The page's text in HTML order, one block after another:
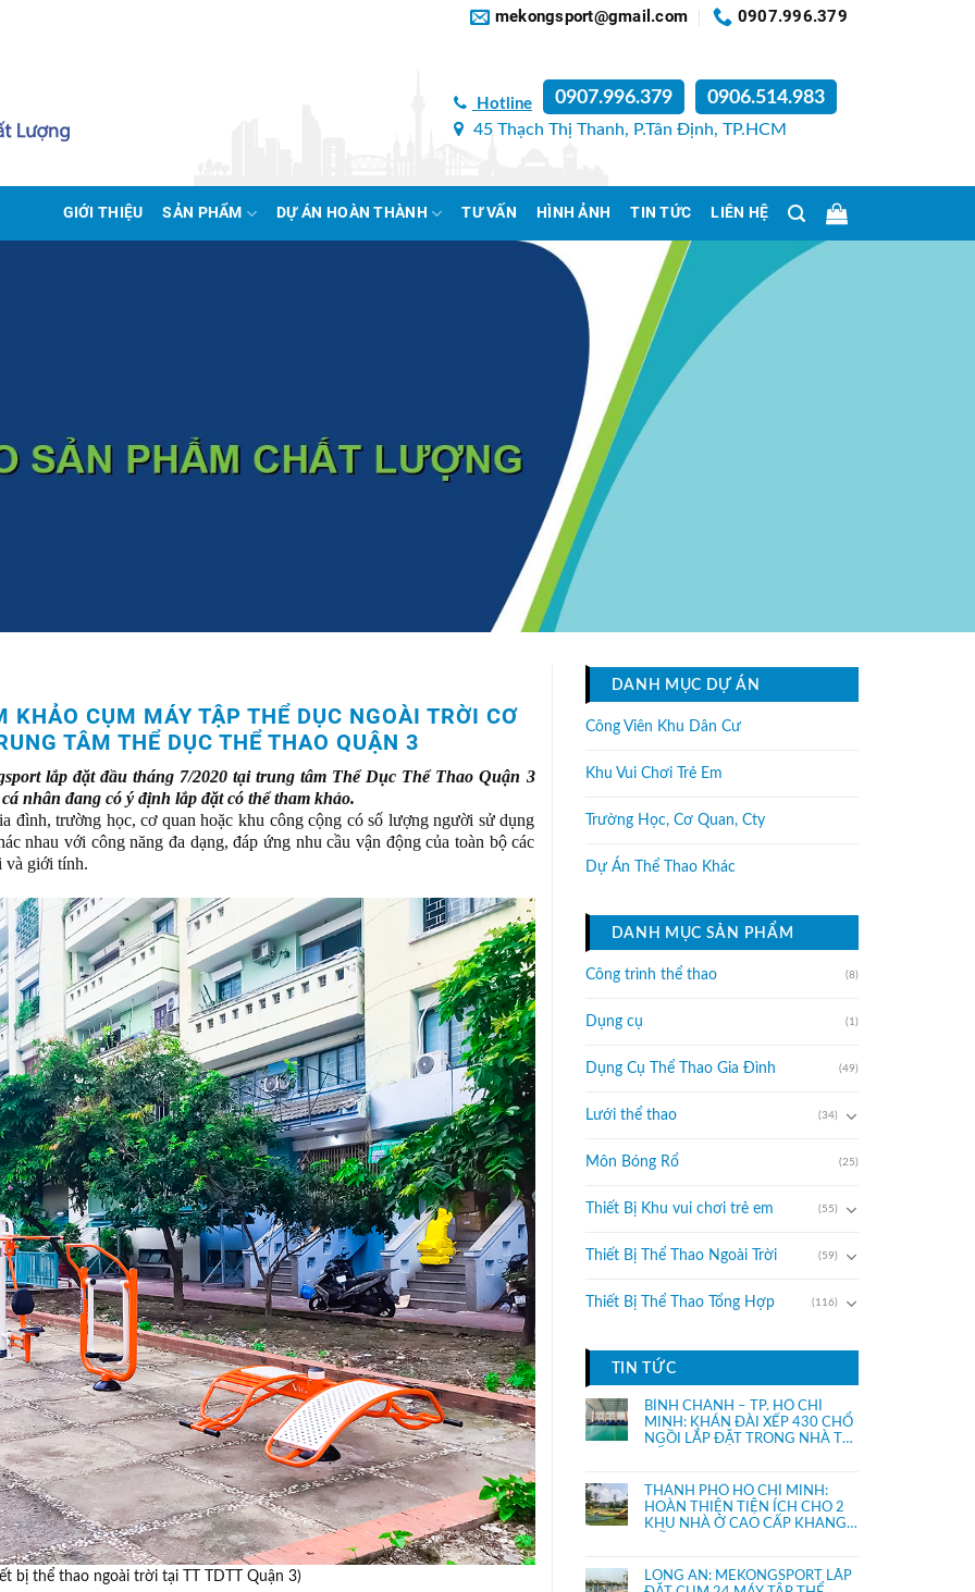
mekongsport@gmail.com 0907.996.379
Hotline 0907.996.379 0906.514.983
45 Thạch Thị Thanh, P.Tân Định, TP.HCM
GIỚI THIỆU SẢN PHẨM DỰ ÁN HOÀN THÀNH TƯ VẤN HÌNH ẢNH TIN TỨC LIÊN HỆ
CỤM MÁY TẬP THỂ DỤC NGOÀI TRỜI CƠ
TÂM THỂ DỤC THỂ THAO QUẬN 3
lắp đặt đầu tháng 7/2020 tại trung tâm Thể Dục Thể Thao Quận 3
nhân đang có ý định lắp đặt có thể tham khảo.
đình, trường học, cơ quan hoặc khu công cộng có số lượng người sử dụng
nhau với công năng đa dạng, đáp ứng nhu cầu vận động của toàn bộ các
và giới tính.
bị thể thao ngoài trời tại TT TDTT Quận 3)
DANH MỤC DỰ ÁN
Công Viên Khu Dân Cư
Khu Vui Chơi Trẻ Em
Trường Học, Cơ Quan, Cty
Dự Án Thể Thao Khác
DANH MỤC SẢN PHẨM
Công trình thể thao (8)
Dụng cụ (1)
Dụng Cụ Thể Thao Gia Đình (49)
Lưới thể thao (34)
Môn Bóng Rổ (25)
Thiết Bị Khu vui chơi trẻ em (55)
Thiết Bị Thể Thao Ngoài Trời (59)
Thiết Bị Thể Thao Tổng Hợp (116)
TIN TỨC
BÌNH CHÁNH – TP. HỒ CHÍ
MINH: KHÁN ĐÀI XẾP 430 CHỔ
NGỒI LẮP ĐẶT TRONG NHÀ THI
THÀNH PHỐ HỒ CHÍ MINH:
HOÀN THIỆN TIỆN ÍCH CHO 2
KHU NHÀ Ở CAO CẤP KHANG
LONG AN: MEKONGSPORT LẮP